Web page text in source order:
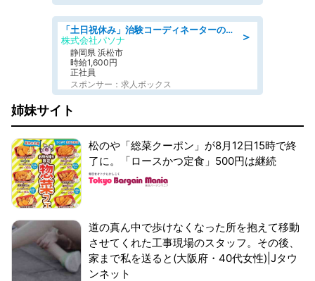
＞
「土日祝休み」治験コーディネーターのお仕事/未経験OK
株式会社パソナ
静岡県 浜松市
時給1,600円
正社員
スポンサー：求人ボックス
姉妹サイト
松のや「総菜クーポン」が8月12日15時で終
了に。「ロースかつ定食」500円は継続
道の真ん中で歩けなくなった所を抱えて移動
させてくれた工事現場のスタッフ。その後、
家まで私を送ると(大阪府・40代女性)|Jタウ
ンネット